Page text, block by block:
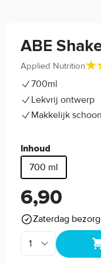
ABE
Applied Nutrition
700ml
Lekvrij ontwerp
Makkelijk
Inhoud
700 ml
6,90
Zaterdag